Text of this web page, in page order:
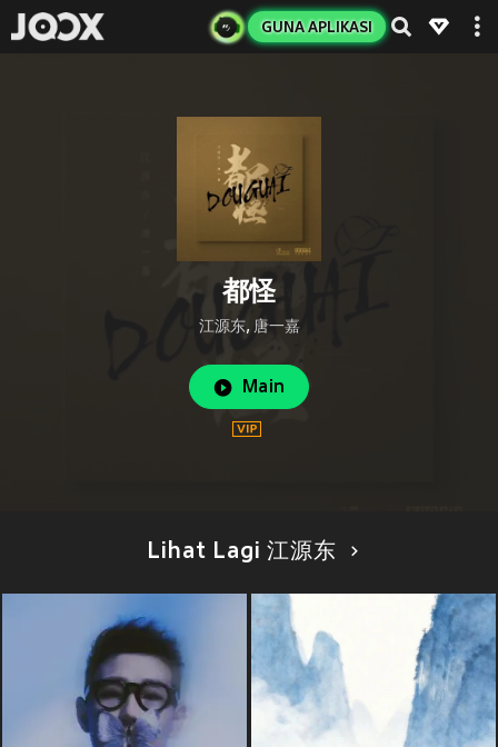
GUNA APLIKASI
都怪
江源东, 唐一嘉
Main
Lihat Lagi 江源东